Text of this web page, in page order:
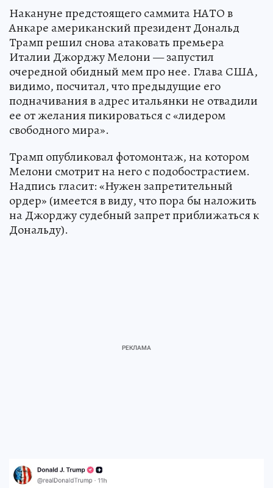
Накануне предстоящего саммита НАТО в
Анкаре американский президент Дональд
Трамп решил снова атаковать премьера
Италии Джорджу Мелони — запустил
очередной обидный мем про нее. Глава США,
видимо, посчитал, что предыдущие его
подначивания в адрес итальянки не отвадили
ее от желания пикироваться с «лидером
свободного мира».
Трамп опубликовал фотомонтаж, на котором
Мелони смотрит на него с подобострастием.
Надпись гласит: «Нужен запретительный
ордер» (имеется в виду, что пора бы наложить
на Джорджу судебный запрет приближаться к
Дональду).